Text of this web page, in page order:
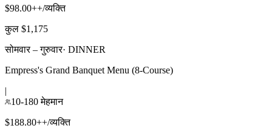
$98.00++/व्यक्ति
कुल $1,175
सोमवार – गुरुवार· DINNER
Empress's Grand Banquet Menu (8-Course)
|
10-180 मेहमान
$188.80++/व्यक्ति